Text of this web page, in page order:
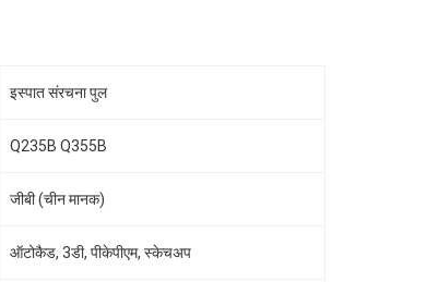
इस्पात संरचना पुल
Q235B Q355B
जीबी (चीन मानक)
ऑटोकैड, 3डी, पीकेपीएम, स्केचअप